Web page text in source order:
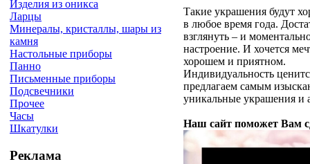
Изделия из оникса
Ларцы
Минералы, кристаллы, шары из
камня
Настольные приборы
Панно
Письменные приборы
Подсвечники
Прочее
Часы
Шкатулки
Реклама
Такие украшения будут
в любое время года.
взглянуть – и
настроение. И хочется
хорошем и приятном.
Индивидуальность
предлагаем самым
уникальные украшения и
Наш сайт поможет Вам